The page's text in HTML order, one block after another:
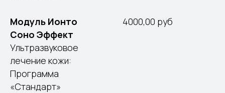
Модуль Ионто
Соно Эффект
Ультразвуковое
лечение кожи:
Программа
«Cтандарт»
4000,00 руб